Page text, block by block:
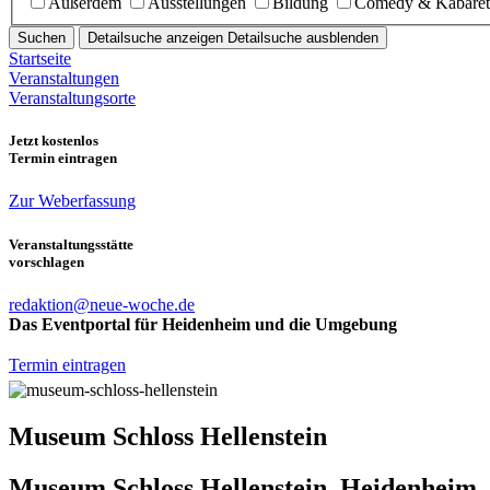
Suchen Detailsuche anzeigen Detailsuche ausblenden
Startseite
Veranstaltungen
Veranstaltungsorte
Jetzt kostenlos
Termin eintragen
Zur Weberfassung
Veranstaltungsstätte
vorschlagen
redaktion@neue-woche.de
Das Eventportal für Heidenheim und die Umgebung
Termin eintragen
Museum Schloss Hellenstein